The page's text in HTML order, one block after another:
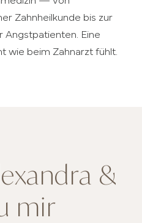
Zahnheilkunde bis zur
Angstpatienten. Eine
wie beim Zahnarzt fühlt.
&
mir